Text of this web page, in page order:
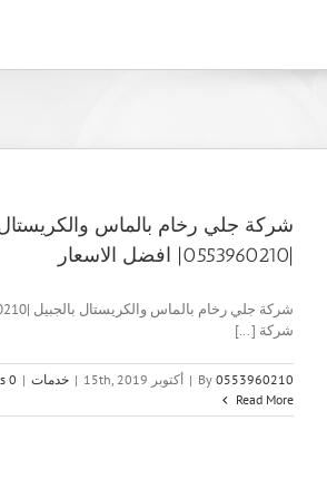
شركة جلي رخام بالماس والكريستال
|0553960210| افضل الاسعار
شركة [...]
By 0553960210
| أكتوبر 15th, 2019 | خدمات |
0 Comments
Read More